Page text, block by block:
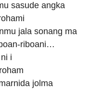
sasude angka
jala sonang ma
riboani…
i
jolma